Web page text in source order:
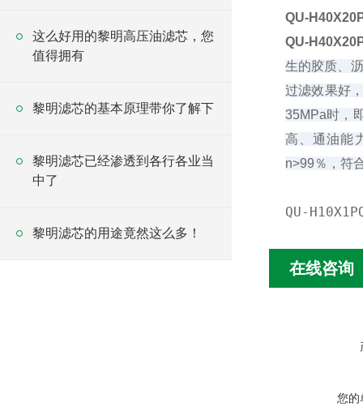
这么好用的黎明高压油滤芯，您
值得拥有
黎明滤芯的基本原理带你了解下
黎明滤芯已经渗透到各行各业当
中了
黎明滤芯的用途竟然这么多！
QU-
QU-
生的胶质、
过滤效果好
35MPa时，
高、通油能
n>99％，符
QU-
在线咨询
您的